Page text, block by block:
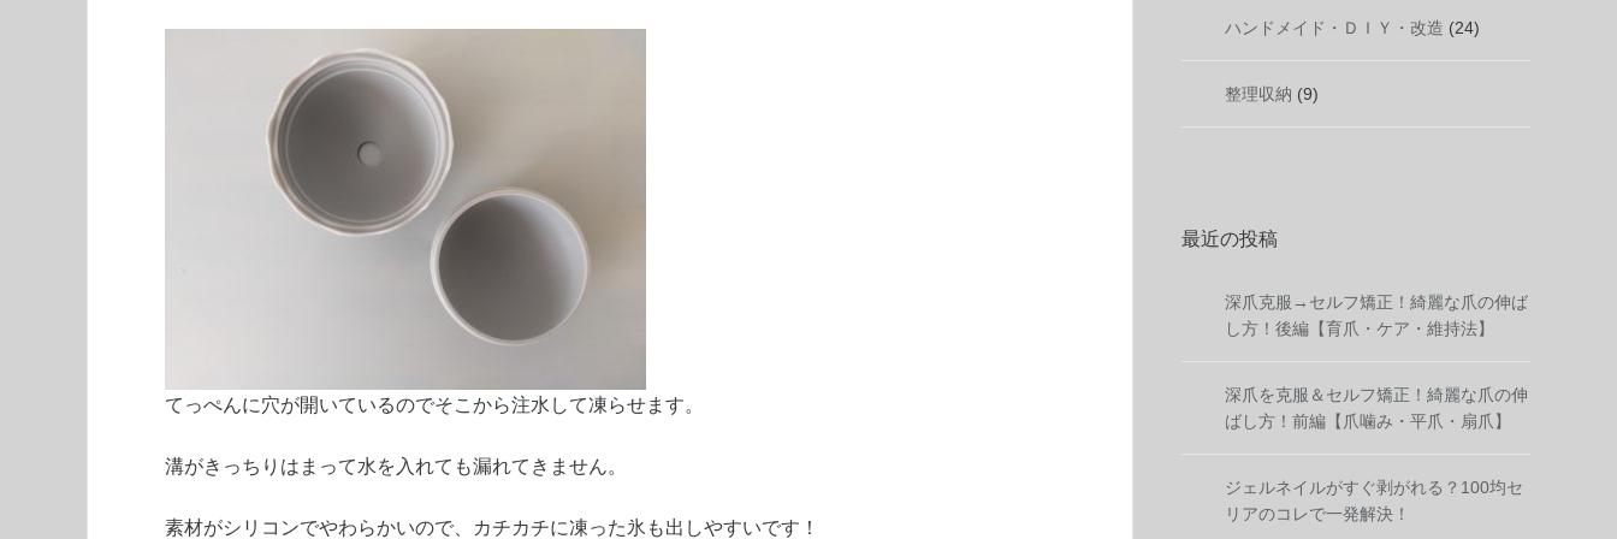
てっぺんに穴が開いているのでそこから注水して凍らせます。
溝がきっちりはまって水を入れても漏れてきません。
素材がシリコンでやわらかいので、カチカチに凍った氷も出しやすいです！
ハンドメイド・ＤＩＹ・改造 (24)
整理収納 (9)
最近の投稿
深爪克服→セルフ矯正！綺麗な爪の伸ば
し方！後編【育爪・ケア・維持法】
深爪を克服＆セルフ矯正！綺麗な爪の伸
ばし方！前編【爪噛み・平爪・扇爪】
ジェルネイルがすぐ剥がれる？100均セ
リアのコレで一発解決！